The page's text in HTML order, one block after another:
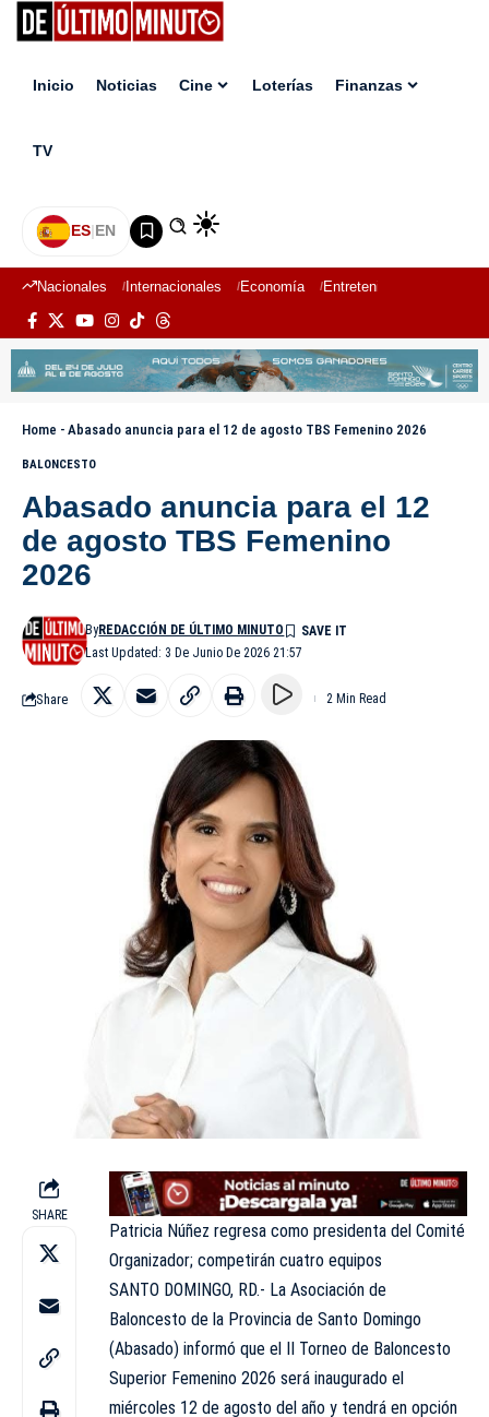
Inicio Noticias Cine Loterías Finanzas
TV
ES|EN
Nacionales Internacionales Economía Entretenimiento
Home - Abasado anuncia para el 12 de agosto TBS Femenino 2026
BALONCESTO
Abasado anuncia para el 12
de agosto TBS Femenino
2026
Last Updated: 3 De Junio De 2026 21:57
ByREDACCIÓN DE ÚLTIMO MINUTO
Share 2 Min Read
SHARE
Patricia Núñez regresa como presidenta del Comité
Organizador; competirán cuatro equipos
SANTO DOMINGO, RD.- La Asociación de
Baloncesto de la Provincia de Santo Domingo
(Abasado) informó que el II Torneo de Baloncesto
Superior Femenino 2026 será inaugurado el
miércoles 12 de agosto del año y tendrá en opción